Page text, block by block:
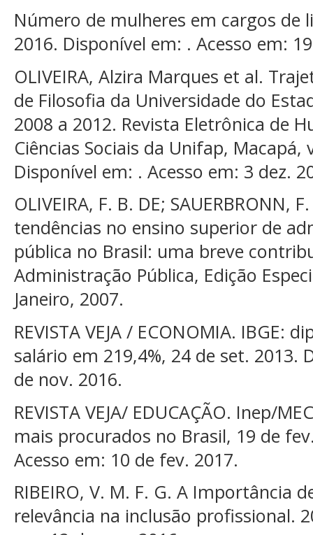
Número de mulheres em cargos de
2016. Disponível em: . Acesso em:
OLIVEIRA, Alzira Marques et al.
de Filosofia da Universidade do
2008 a 2012. Revista Eletrônica de
Ciências Sociais da Unifap, Macapá,
Disponível em: . Acesso em: 3 dez.
OLIVEIRA, F. B. DE; SAUERBRONN,
tendências no ensino superior de
pública no Brasil: uma breve
Administração Pública, Edição
Janeiro, 2007.
REVISTA VEJA / ECONOMIA. IBGE:
salário em 219,4%, 24 de set. 2013.
de nov. 2016.
REVISTA VEJA/ EDUCAÇÃO. Inep/
mais procurados no Brasil, 19 de
Acesso em: 10 de fev. 2017.
RIBEIRO, V. M. F. G. A Importância
relevância na inclusão profissional.